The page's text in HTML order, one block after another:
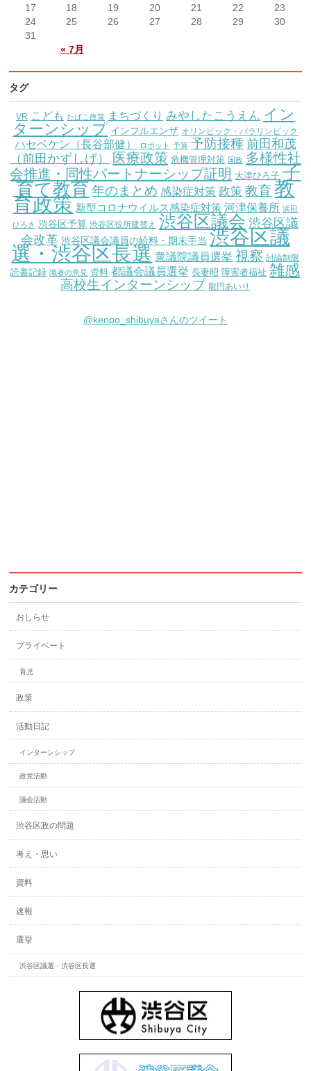
« 7月
17
18 19 20 21 22
23
24
25 26 27 28 29
30
31
タグ
VR こども たばこ政策 まちづくり みやしたこうえん イン
ターンシップ インフルエンザ オリンピック・パラリンピック
ハセベケン（長谷部健） ロボット 予算 予防接種 前田和茂
（前田かずしげ）
医療政策 危機管理対策 国政 多様性社
会推進・同性パートナーシップ証明 大津ひろ子 子
育て教育 年のまとめ 感染症対策 政策 教育 教
育政策 新型コロナウイルス感染症対策 河津保養所 浜田
ひろき 渋谷区予算 渋谷区役所建替え 渋谷区議会 渋谷区議
会改革 渋谷区議会議員の給料・期末手当 渋谷区議
選・渋谷区長選 衆議院議員選挙 視察 討論制限
読書記録 識者の意見 資料 都議会議員選挙 長妻昭 障害者福祉 雑感
高校生インターンシップ 龍円あいり
@kenpo_shibuyaさんのツイート
カテゴリー
おしらせ
プライベート
育児
政策
活動日記
インターンシップ
政党活動
議会活動
渋谷区政の問題
考え・思い
資料
速報
選挙
渋谷区議選・渋谷区長選